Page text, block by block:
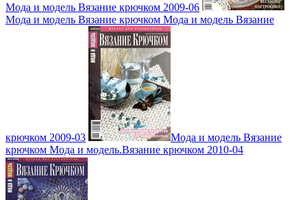
Мода и модель Вязание крючком 2009-06
Мода и модель Вязание крючком Мода и модель Вязание
крючком 2009-03
Мода и модель Вязание
крючком Мода и модель.Вязание крючком 2010-04